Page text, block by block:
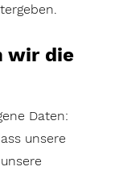
wir die
Daten:
unsere